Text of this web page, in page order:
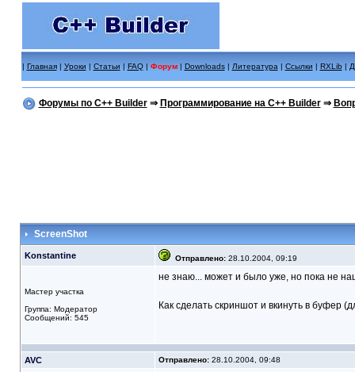
| Главная| Уроки | Статьи | FAQ| Форум | Downloads| Литература | Ссылки | RXLib |
Форумы по C++ Builder⇒ Программирование на C++ Builder⇒
ScreenShot
Konstantine Отправлено:28.10.2004, 09:19
Мастер участка
Группа: Модератор
Сообщений: 545
не знаю... может и было уже, но пока не
Как сделать скриншот и вкинуть в буфер
AVC Отправлено:28.10.2004, 09:48